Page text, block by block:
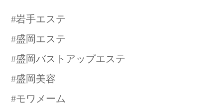
#岩手エステ
#盛岡エステ
#盛岡バストアップエステ
#盛岡美容
#モワメーム